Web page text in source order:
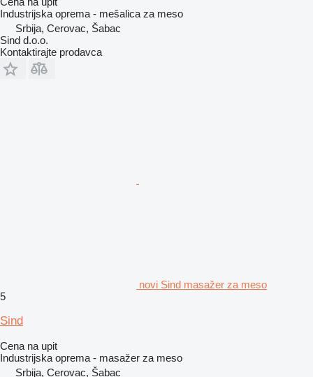
Industrijska oprema - mešalica za meso
Srbija, Cerovac, Šabac
Sind d.o.o.
Kontaktirajte prodavca
novi Sind masažer za meso
5
Sind
Cena na upit
Industrijska oprema - masažer za meso
Srbija, Cerovac, Šabac